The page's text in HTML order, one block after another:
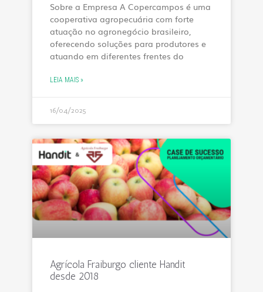
Sobre a Empresa A Copercampos é uma
cooperativa agropecuária com forte
atuação no agronegócio brasileiro,
oferecendo soluções para produtores e
atuando em diferentes frentes do
LEIA MAIS »
16/04/2025
Agrícola Fraiburgo cliente Handit
desde 2018